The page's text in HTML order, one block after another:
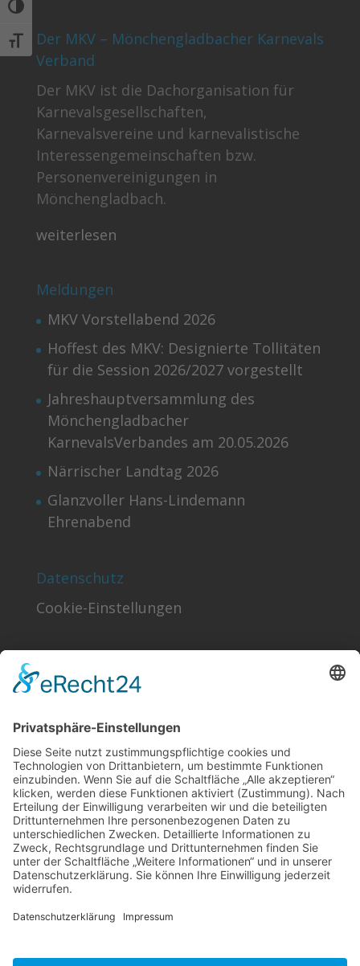
Umschalten auf hohe Kontraste
Schrift vergrößern
Der MKV – Mönchengladbacher Karnevals
Verband
Der MKV ist die Dachorganisation für
Karnevalsgesellschaften,
Karnevalsvereine und karnevalistische
Interessengemeinschaften bzw.
Personenvereinigungen in
Mönchengladbach.
weiterlesen
Meldungen
MKV Vorstellabend 2026
Hoffest des MKV: Designierte Tollitäten
für die Session 2026/2027 vorgestellt
Jahreshauptversammlung des
Mönchengladbacher
KarnevalsVerbandes am 20.05.2026
Närrischer Landtag 2026
Glanzvoller Hans-Lindemann
Ehrenabend
Datenschutz
Cookie-Einstellungen
Sonstiges
Kontakt
Förder- & Freundeskreis
Schlagworte
Impressum
Datenschutz